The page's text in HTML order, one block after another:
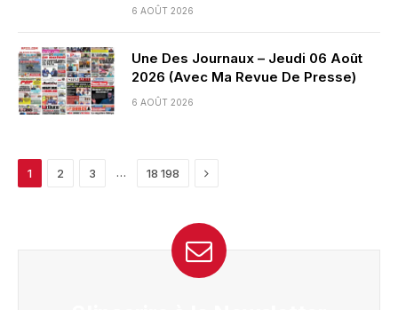
6 AOÛT 2026
Une Des Journaux – Jeudi 06 Août
2026 (Avec Ma Revue De Presse)
6 AOÛT 2026
1 2 3 … 18 198 Next